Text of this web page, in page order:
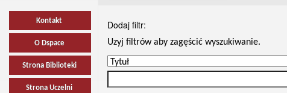
Kontakt
O Dspace
Strona Biblioteki
Strona Uczelni
Dodaj filtr:
Uzyj filtrów aby zagęścić wyszukiwanie.